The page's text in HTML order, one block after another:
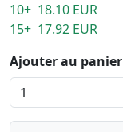
10+ 18.10 EUR
15+ 17.92 EUR
Ajouter au panier